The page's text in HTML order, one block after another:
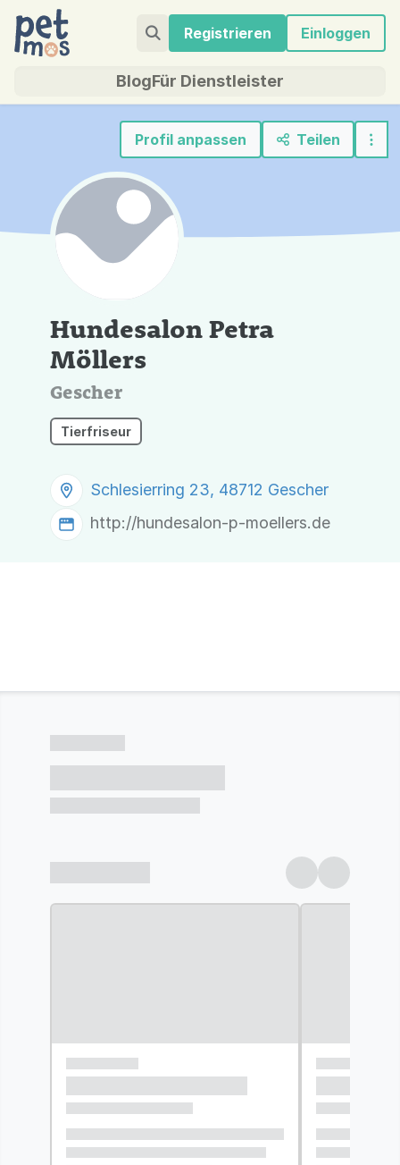
Registrieren Einloggen
BlogFür Dienstleister
Profil anpassen Teilen
Hundesalon Petra
Möllers
Gescher
Tierfriseur
Schlesierring 23, 48712 Gescher
http://hundesalon-p-moellers.de